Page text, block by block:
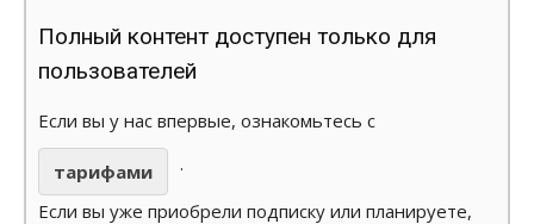
Полный контент доступен только для
пользователей
Если вы у нас впервые, ознакомьтесь с
тарифами
.
Если вы уже приобрели подписку или планируете,